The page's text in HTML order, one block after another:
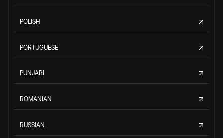
POLISH
PORTUGUESE
PUNJABI
ROMANIAN
RUSSIAN